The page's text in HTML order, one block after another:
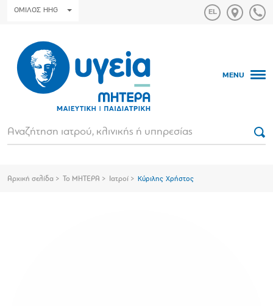
ΟΜΙΛΟΣ HHG
MENU
Αρχική σελίδα Το ΜΗΤΕΡΑ Ιατροί Κύριλης Χρήστος